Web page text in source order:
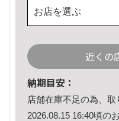
お店を選ぶ
近くの
納期目安：
店舗在庫不足の為、取
2026.08.15 16:40頃の